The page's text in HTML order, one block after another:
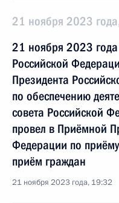
21 ноября 2023
21 ноября 2023
Российской
Президента
по обеспечению
совета Российской
провел в Приёмной
Федерации по
приём граждан
21 ноября 2023 года, 19:32